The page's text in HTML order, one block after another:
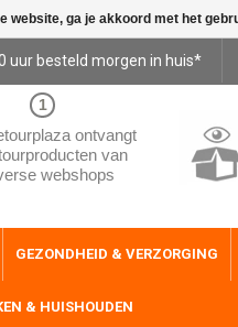
uur besteld morgen in huis*
1
ontvangt
van
webshops
GEZONDHEID & VERZORGING
& HUISHOUDEN
website, ga je akkoord met het